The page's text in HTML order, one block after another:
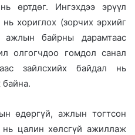
өртдөг. Ингэхдээ эрүүл
хориглох (зорчих эрхийг
ажлын байрны дарамтаас
олгогчдоо гомдол санал
зайлсхийх байдал нь
өдөргүй, ажлын тогтсон
нь цалин хөлсгүй ажиллаж